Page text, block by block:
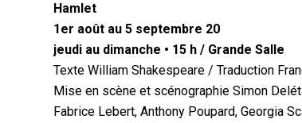
Hamlet
1er août au 5 septembre 20
jeudi au dimanche • 15 h / Grande Salle
Texte William Shakespeare / Traduction
Mise en scène et scénographie Simon
Fabrice Lebert, Anthony Poupard, Georgia